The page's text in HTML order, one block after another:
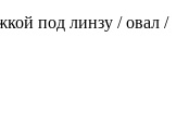
под линзу / овал /